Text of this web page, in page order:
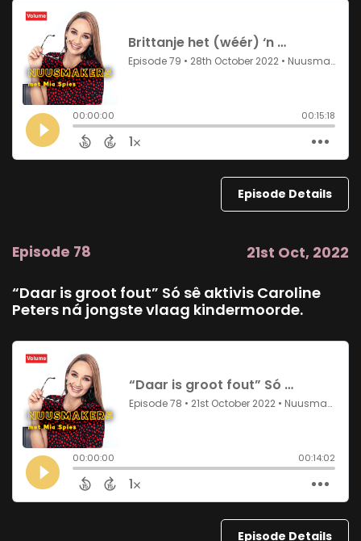
Episode Details
Episode 78 21st Oct, 2022
“Daar is groot fout” Só sê aktivis Caroline
Peters ná jongste vlaag kindermoorde.
Episode Details